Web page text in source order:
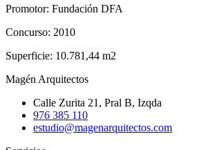
Promotor: Fundación DFA
Concurso: 2010
Superficie: 10.781,44 m2
Magén Arquitectos
Calle Zurita 21, Pral B, Izqda
976 385 110
estudio@magenarquitectos.com